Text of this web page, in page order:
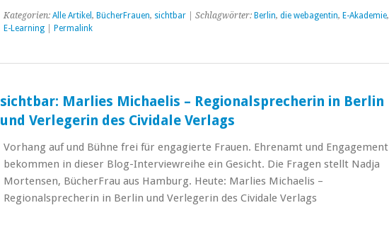
Kategorien: Alle Artikel , BücherFrauen, sichtbar| Schlagwörter: Berlin, die webagentin, E-Akademie,
E-Learning| Permalink
sichtbar: Marlies Michaelis – Regionalsprecherin in Berlin
und Verlegerin des Cividale Verlags
Vorhang auf und Bühne frei für engagierte Frauen. Ehrenamt und Engagement
bekommen in dieser Blog-Interviewreihe ein Gesicht. Die Fragen stellt Nadja
Mortensen, BücherFrau aus Hamburg. Heute: Marlies Michaelis –
Regionalsprecherin in Berlin und Verlegerin des Cividale Verlags